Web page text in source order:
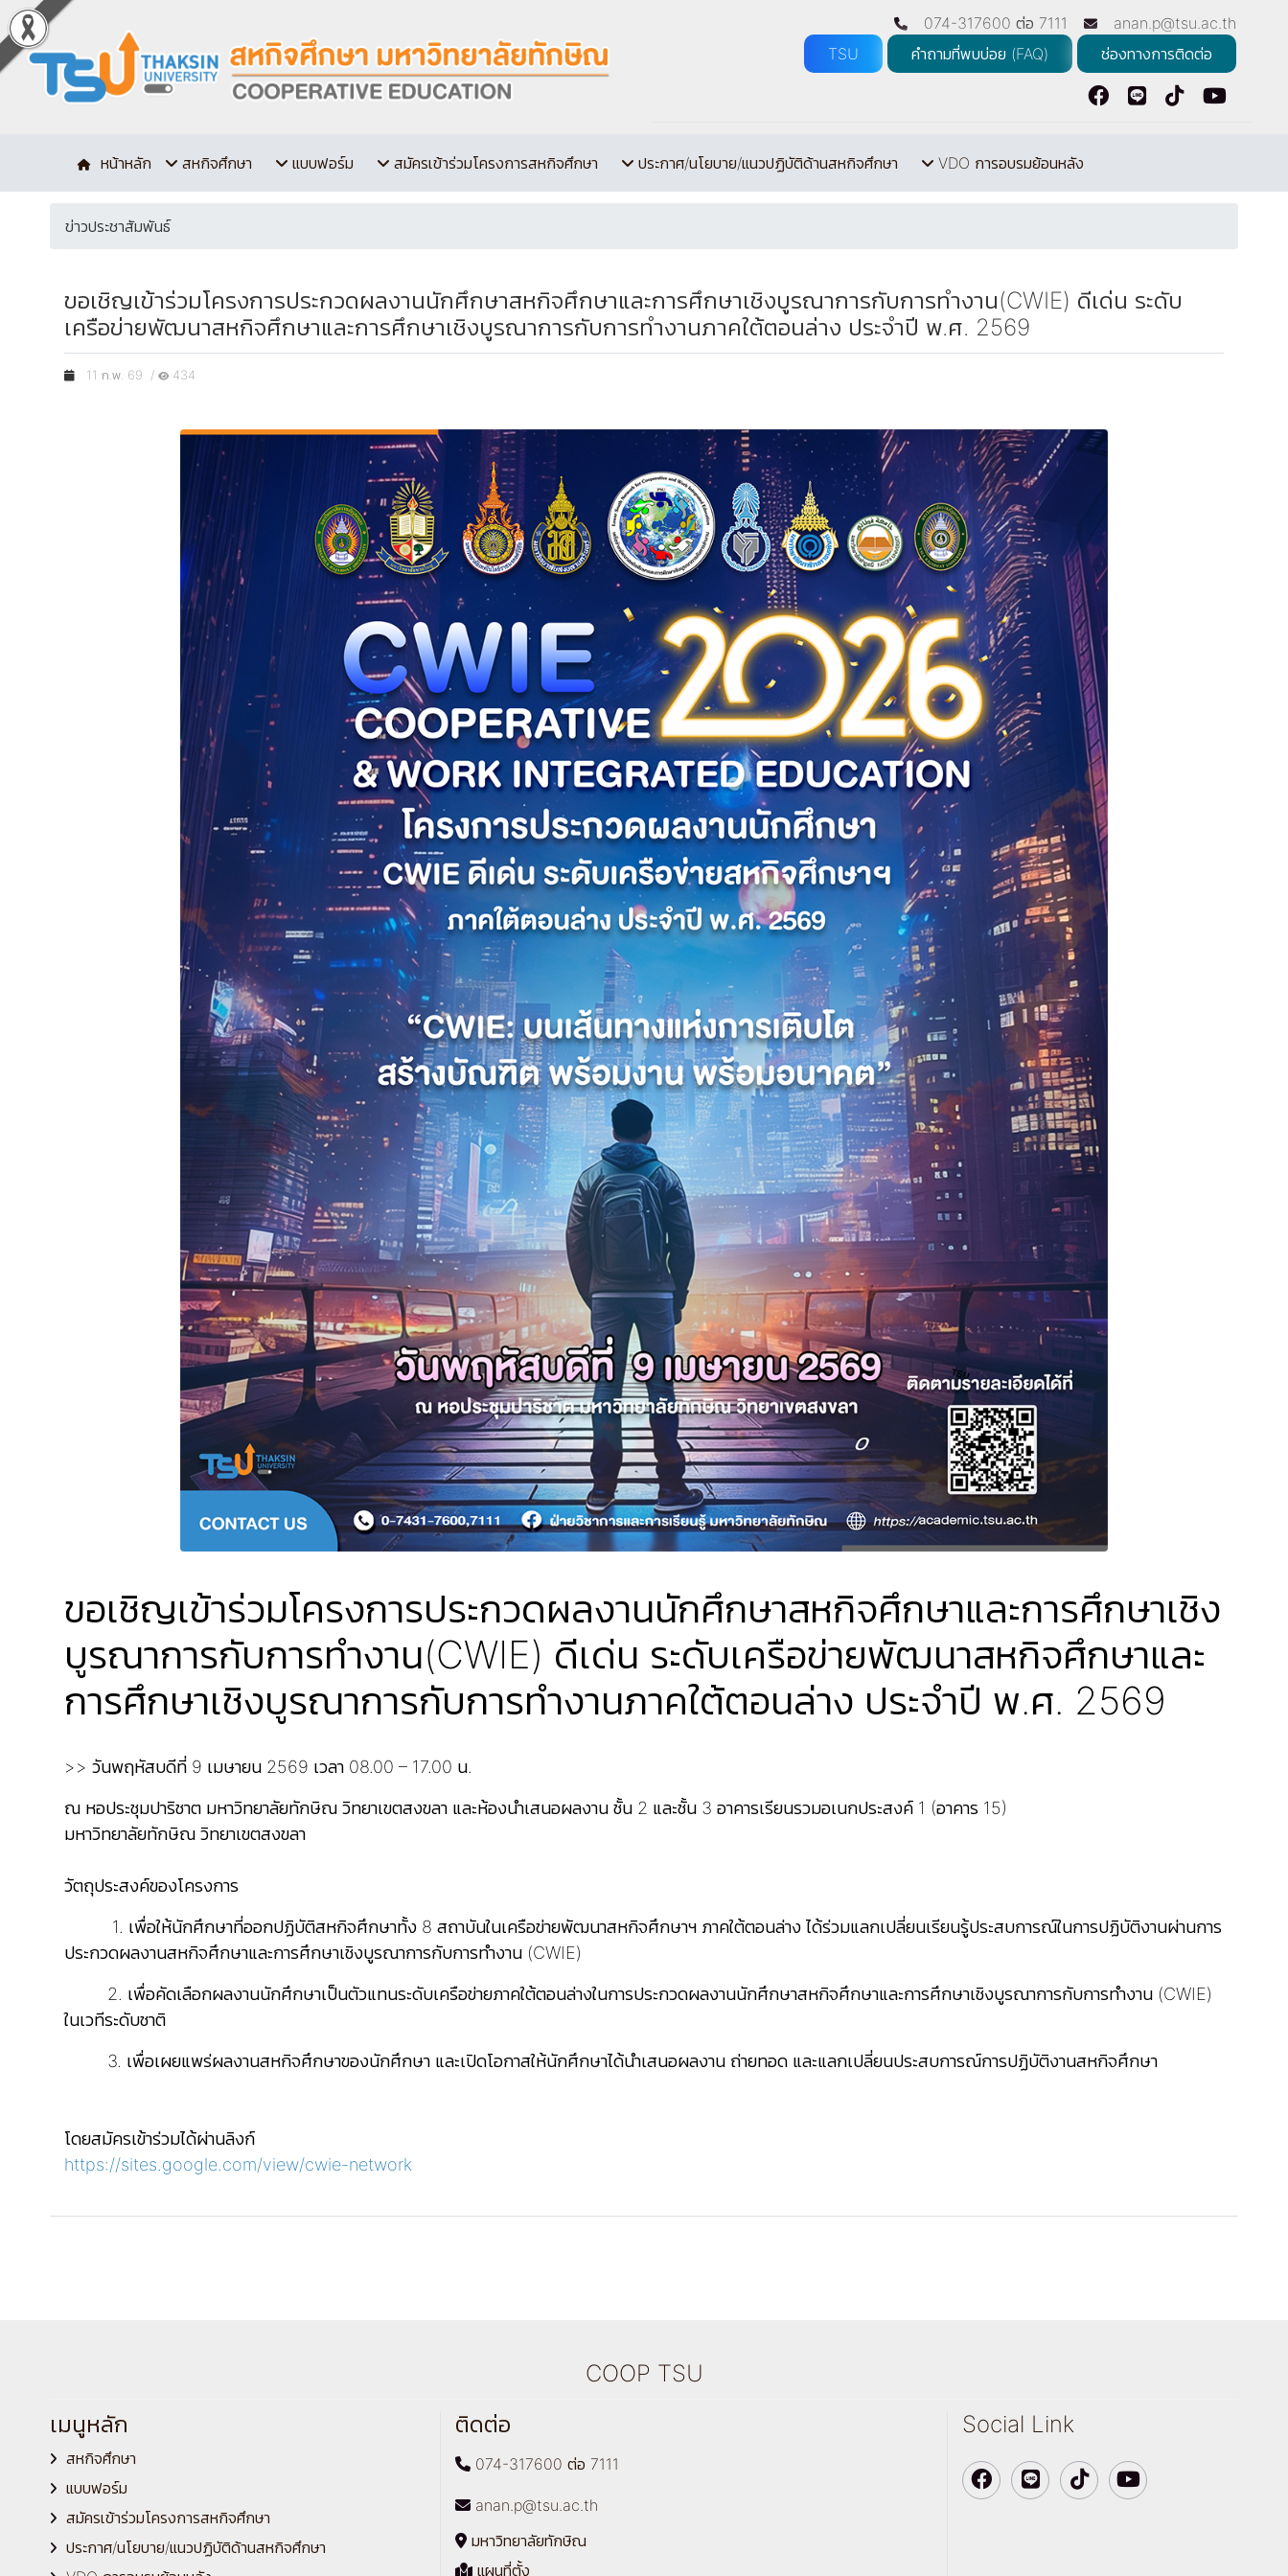
074-317600 ต่อ 7111
anan.p@tsu.ac.th
TSU
คำถามที่พบบ่อย (FAQ) ช่องทางการติดต่อ
หน้าหลัก สหกิจศึกษา แบบฟอร์ม สมัครเข้าร่วมโครงการสหกิจศึกษา ประกาศ/นโยบาย/แนวปฏิบัติด้านสหกิจศึกษา VDO การอบรมย้อนหลัง
ข่าวประชาสัมพันธ์
ขอเชิญเข้าร่วมโครงการประกวดผลงานนักศึกษาสหกิจศึกษาและการศึกษาเชิงบูรณาการกับการทำงาน(CWIE) ดีเด่น ระดับ
เครือข่ายพัฒนาสหกิจศึกษาและการศึกษาเชิงบูรณาการกับการทำงานภาคใต้ตอนล่าง ประจำปี พ.ศ. 2569
11 ก.พ. 69 / 434
ขอเชิญเข้าร่วมโครงการประกวดผลงานนักศึกษาสหกิจศึกษาและการศึกษาเชิง
บูรณาการกับการทำงาน(CWIE) ดีเด่น ระดับเครือข่ายพัฒนาสหกิจศึกษาและ
การศึกษาเชิงบูรณาการกับการทำงานภาคใต้ตอนล่าง ประจำปี พ.ศ. 2569
>> วันพฤหัสบดีที่ 9 เมษายน 2569 เวลา 08.00 – 17.00 น.
ณ หอประชุมปาริชาต มหาวิทยาลัยทักษิณ วิทยาเขตสงขลา และห้องนำเสนอผลงาน ชั้น 2 และชั้น 3 อาคารเรียนรวมอเนกประสงค์ 1 (อาคาร 15)
มหาวิทยาลัยทักษิณ วิทยาเขตสงขลา
วัตถุประสงค์ของโครงการ
1. เพื่อให้นักศึกษาที่ออกปฏิบัติสหกิจศึกษาทั้ง 8 สถาบันในเครือข่ายพัฒนาสหกิจศึกษาฯ ภาคใต้ตอนล่าง ได้ร่วมแลกเปลี่ยนเรียนรู้ประสบการณ์ในการปฏิบัติงานผ่านการ
ประกวดผลงานสหกิจศึกษาและการศึกษาเชิงบูรณาการกับการทำงาน (CWIE)
2. เพื่อคัดเลือกผลงานนักศึกษาเป็นตัวแทนระดับเครือข่ายภาคใต้ตอนล่างในการประกวดผลงานนักศึกษาสหกิจศึกษาและการศึกษาเชิงบูรณาการกับการทำงาน (CWIE)
ในเวทีระดับชาติ
3. เพื่อเผยแพร่ผลงานสหกิจศึกษาของนักศึกษา และเปิดโอกาสให้นักศึกษาได้นำเสนอผลงาน ถ่ายทอด และแลกเปลี่ยนประสบการณ์การปฏิบัติงานสหกิจศึกษา
โดยสมัครเข้าร่วมได้ผ่านลิงก์
https://sites.google.com/view/cwie-network
COOP TSU
เมนูหลัก
สหกิจศึกษา
แบบฟอร์ม
สมัครเข้าร่วมโครงการสหกิจศึกษา
ประกาศ/นโยบาย/แนวปฏิบัติด้านสหกิจศึกษา
ติดต่อ
074-317600 ต่อ 7111
anan.p@tsu.ac.th
มหาวิทยาลัยทักษิณ
แผนที่ตั้ง
Social Link